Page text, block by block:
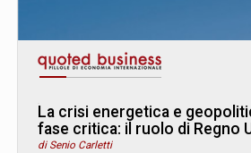
La crisi energetica e
fase critica: il ruolo di Regno
di Senio Carletti